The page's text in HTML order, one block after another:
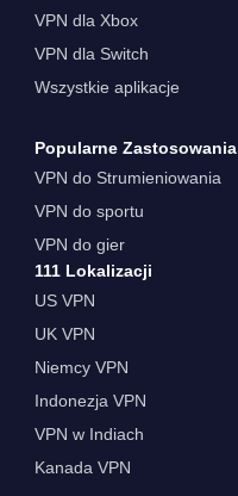
VPN dla Xbox
VPN dla Switch
Wszystkie aplikacje
Popularne Zastosowania
VPN do Strumieniowania
VPN do sportu
VPN do gier
111 Lokalizacji
US VPN
UK VPN
Niemcy VPN
Indonezja VPN
VPN w Indiach
Kanada VPN